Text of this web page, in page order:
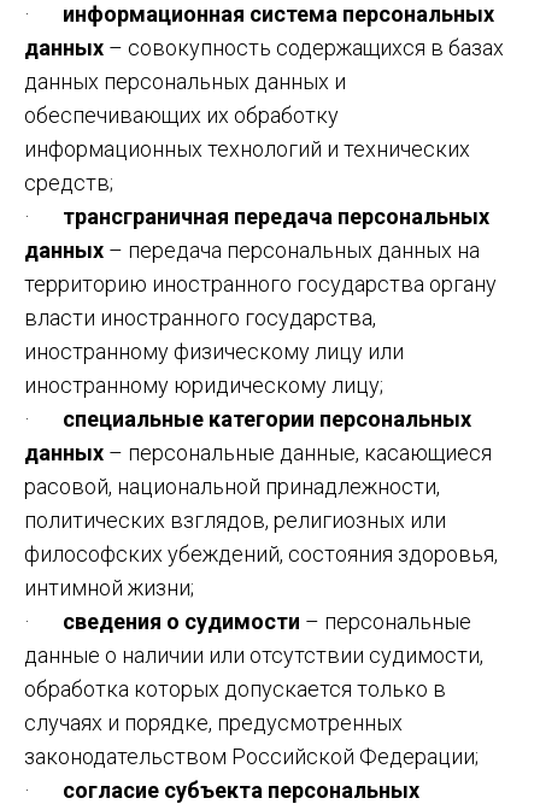
· информационная система персональных
данных – совокупность содержащихся в базах
данных персональных данных и
обеспечивающих их обработку
информационных технологий и технических
средств;
· трансграничная передача персональных
данных – передача персональных данных на
территорию иностранного государства органу
власти иностранного государства,
иностранному физическому лицу или
иностранному юридическому лицу;
· специальные категории персональных
данных – персональные данные, касающиеся
расовой, национальной принадлежности,
политических взглядов, религиозных или
философских убеждений, состояния здоровья,
интимной жизни;
· сведения о судимости – персональные
данные о наличии или отсутствии судимости,
обработка которых допускается только в
случаях и порядке, предусмотренных
законодательством Российской Федерации;
· согласие субъекта персональных